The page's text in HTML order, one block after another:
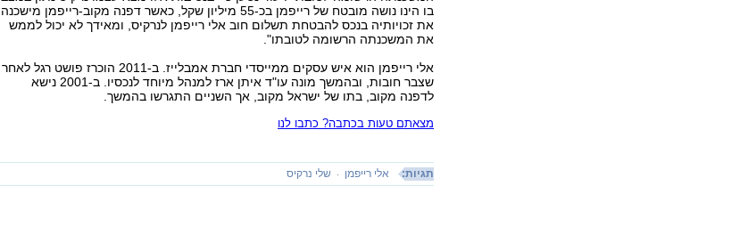
בו הינו נושה מובטח של רייפמן בכ-55 מיליון שקל, כאשר דפנה מקוב-רייפמן מישכנה
את זכויותיה בנכס להבטחת תשלום חוב אלי רייפמן לנרקיס, ומאידך לא יכול לממש
את המשכנתה הרשומה לטובתו".
אלי רייפמן הוא איש עסקים ממייסדי חברת אמבלייז. ב-2011 הוכרז פושט רגל לאחר
שצבר חובות, ובהמשך מונה עו"ד איתן ארז למנהל מיוחד לנכסיו. ב-2001 נישא
לדפנה מקוב, בתו של ישראל מקוב, אך השניים התגרשו בהמשך.
מצאתם טעות בכתבה? כתבו לנו
תגיות: אלי רייפמן שלי נרקיס